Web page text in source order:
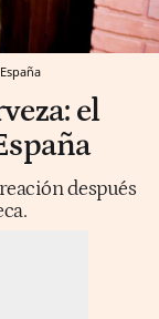
el
después